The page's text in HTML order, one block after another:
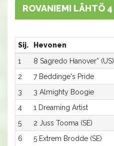
ROVANIEMI LÄHTÖ 4
Sij. Hevonen
1
8 Sagredo Hanover* (US)
2
7 Beddinge's Pride
3
3 Almighty Boogie
4
1 Dreaming Artist
5
2 Juss Tooma (SE)
6
5 Extrem Brodde (SE)